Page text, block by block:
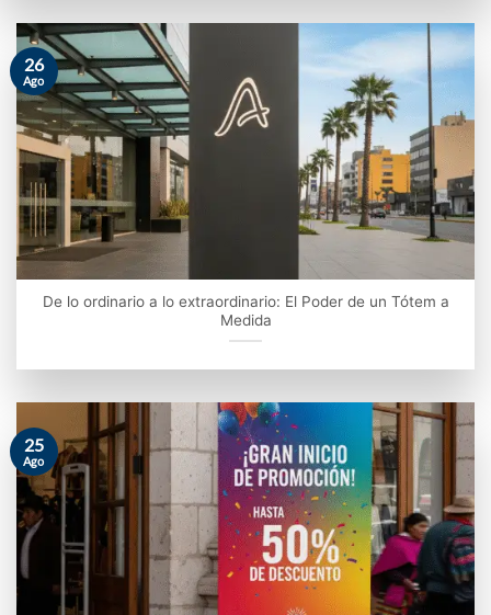
De lo ordinario a lo extraordinario: El Poder de un Tótem a
Medida
26
Ago
25
Ago